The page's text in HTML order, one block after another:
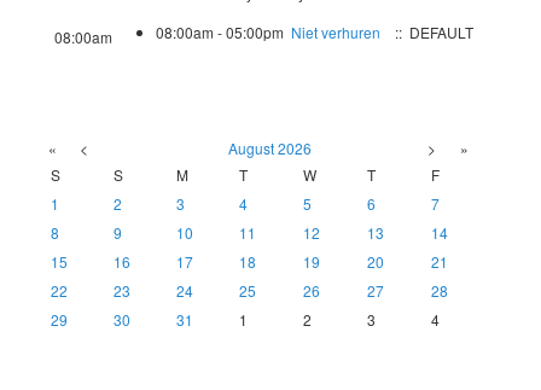
08:00am 08:00am - 05:00pm Niet verhuren :: DEFAULT
« < August 2026 >
»
S
S M T W T
F
1
2 3 4 5 6
7
8
9 10 11 12 13
14
15
16 17 18 19 20
21
22
23 24 25 26 27
28
29
30 31 1 2 3 4